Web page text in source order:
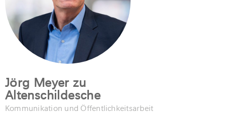
Jörg Meyer zu
Altenschildesche
Kommunikation und Öffentlichkeitsarbeit